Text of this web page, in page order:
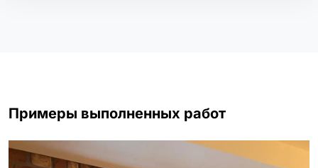
Примеры выполненных работ